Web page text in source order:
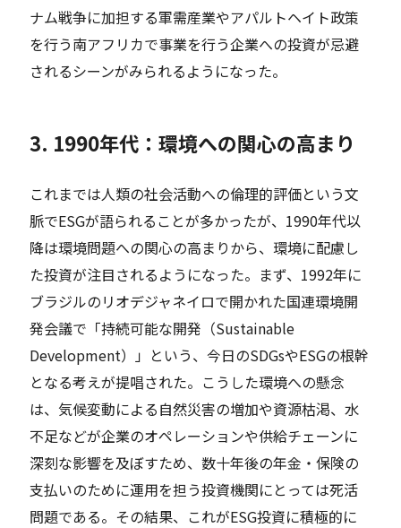
ナム戦争に加担する軍需産業やアパルトヘイト政策
を行う南アフリカで事業を行う企業への投資が忌避
されるシーンがみられるようになった。
3. 1990年代：環境への関心の高まり
これまでは人類の社会活動への倫理的評価という文
脈でESGが語られることが多かったが、1990年代以
降は環境問題への関心の高まりから、環境に配慮し
た投資が注目されるようになった。まず、1992年に
ブラジルのリオデジャネイロで開かれた国連環境開
発会議で「持続可能な開発（Sustainable
Development）」という、今日のSDGsやESGの根幹
となる考えが提唱された。こうした環境への懸念
は、気候変動による自然災害の増加や資源枯渇、水
不足などが企業のオペレーションや供給チェーンに
深刻な影響を及ぼすため、数十年後の年金・保険の
支払いのために運用を担う投資機関にとっては死活
問題である。その結果、これがESG投資に積極的に